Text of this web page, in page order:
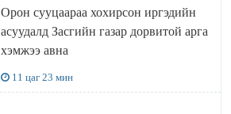
Орон сууцаараа хохирсон иргэдийн
асуудалд Засгийн газар дорвитой арга
хэмжээ авна
11 цаг 23 мин